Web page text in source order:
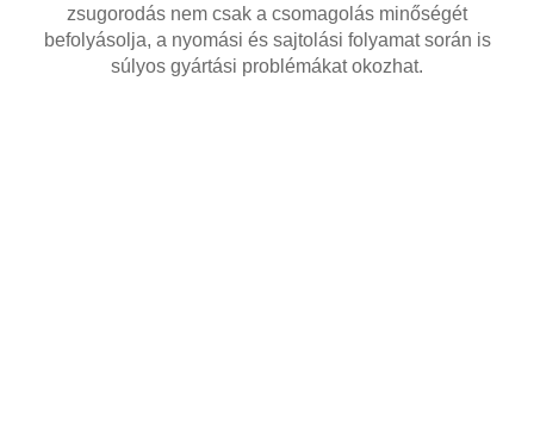
zsugorodás nem csak a csomagolás minőségét
befolyásolja, a nyomási és sajtolási folyamat során is
súlyos gyártási problémákat okozhat.